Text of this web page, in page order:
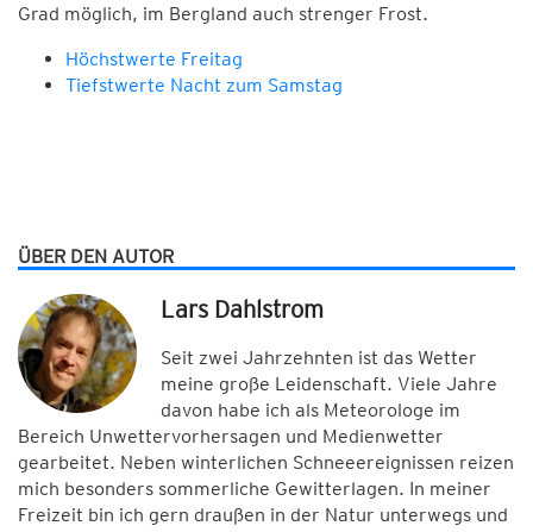
Grad möglich, im Bergland auch strenger Frost.
Höchstwerte Freitag
Tiefstwerte Nacht zum Samstag
ÜBER DEN AUTOR
Lars Dahlstrom
Seit zwei Jahrzehnten ist das Wetter
meine große Leidenschaft. Viele Jahre
davon habe ich als Meteorologe im
Bereich Unwettervorhersagen und Medienwetter
gearbeitet. Neben winterlichen Schneeereignissen reizen
mich besonders sommerliche Gewitterlagen. In meiner
Freizeit bin ich gern draußen in der Natur unterwegs und